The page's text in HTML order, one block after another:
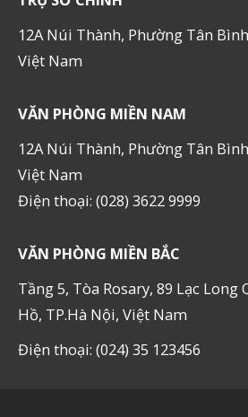
12A Núi Thành, Phường Tân
Việt Nam
VĂN PHÒNG MIỀN NAM
12A Núi Thành, Phường Tân
Việt Nam
Điện thoại: (028) 3622 9999
VĂN PHÒNG MIỀN BẮC
Tầng 5, Tòa Rosary, 89 Lạc Long
Hồ, TP.Hà Nội, Việt Nam
Điện thoại: (024) 35 123456